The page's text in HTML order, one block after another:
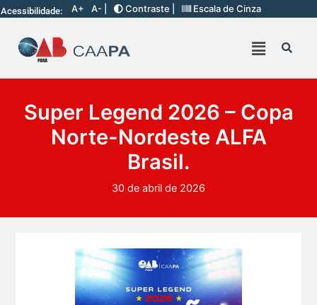
Acessibilidade: A+ A- | Contraste | Escala de Cinza
Super Legend 2026 – Copa
Norte-Nordeste ALFA
Brasil.
30 de abril de 2026